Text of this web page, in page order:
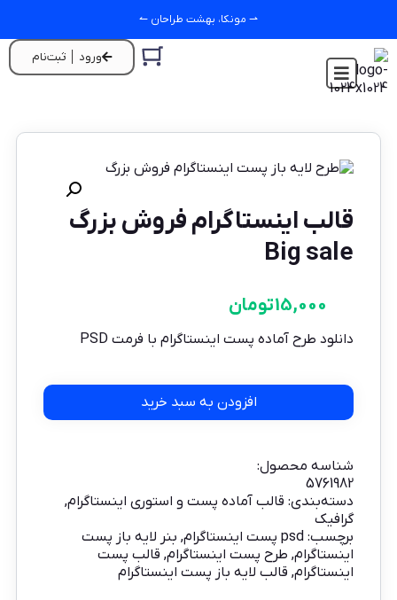
⇀ مونکا، بهشت طراحان ↼
ورود │ ثبت‌نام
قالب اینستاگرام فروش بزرگ
Big sale
15,000تومان
دانلود طرح آماده پست اینستاگرام با فرمت PSD
افزودن به سبد خرید
شناسه محصول:
5761982
دسته‌بندی: قالب آماده پست و استوری اینستاگرام,
گرافیک
برچسب: psd پست اینستاگرام , بنر لایه باز پست
اینستاگرام, طرح پست اینستاگرام, قالب پست
اینستاگرام, قالب لایه باز پست اینستاگرام